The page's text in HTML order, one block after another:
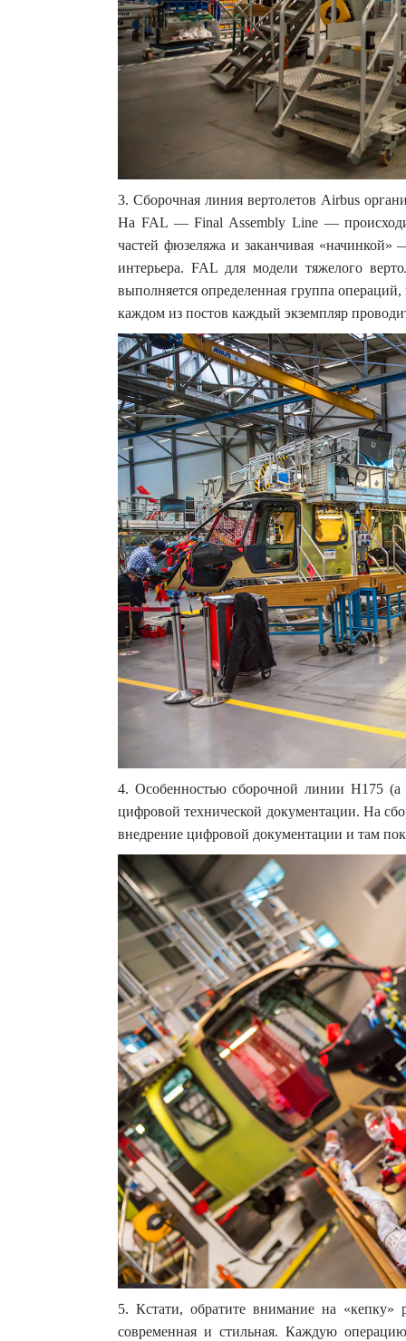
3. Сборочная линия вертолетов Airbus
На FAL — Final Assembly Line —
частей фюзеляжа и заканчивая
интерьера. FAL для модели тяжелого
выполняется определенная группа
каждом из постов каждый экземпляр
4. Особенностью сборочной линии H175 (а
цифровой технической документации. На
внедрение цифровой документации и там
5. Кстати, обратите внимание на «кепку»
современная и стильная. Каждую